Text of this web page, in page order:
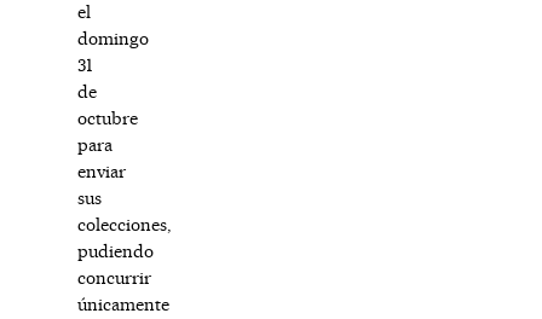
el
domingo
31
de
octubre
para
enviar
sus
colecciones,
pudiendo
concurrir
únicamente